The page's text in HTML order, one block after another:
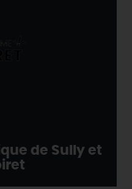
de Sully et